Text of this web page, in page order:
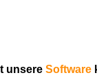
unsere Software